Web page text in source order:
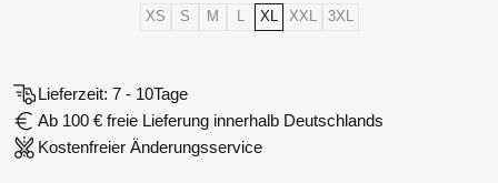
XS S M L XL XXL 3XL
Lieferzeit: 7 - 10Tage
Ab 100 € freie Lieferung innerhalb Deutschlands
Kostenfreier Änderungsservice